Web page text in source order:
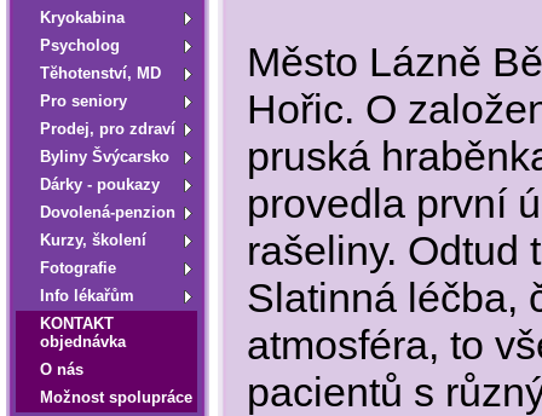
Kryokabina
Psycholog
Tĕhotenství, MD
Pro seniory
Prodej, pro zdraví
Byliny Švýcarsko
Dárky - poukazy
Dovolená-penzion
Kurzy, školení
Fotografie
Info lékařům
KONTAKT
objednávka
O nás
Možnost spolupráce
Město Lázně
Hořic. O
pruská
provedla první
rašeliny. Odtud
Slatinná léčba,
atmosféra, to
pacientů s